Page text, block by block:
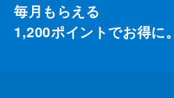
毎月もらえる
1,200ポイントでお得に。